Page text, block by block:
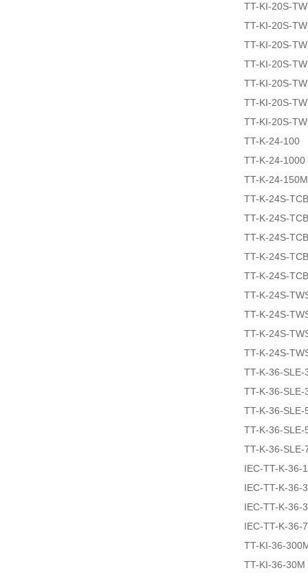
TT-KI-20S-
TT-KI-20S-
TT-KI-20S-
TT-KI-20S-
TT-KI-20S-
TT-KI-20S-
TT-KI-20S-
TT-K-24-100
TT-K-24-1000
TT-K-24-150M
TT-K-24S-
TT-K-24S-
TT-K-24S-
TT-K-24S-
TT-K-24S-
TT-K-24S-
TT-K-24S-
TT-K-24S-
TT-K-24S-
TT-K-36-SLE-
TT-K-36-SLE-
TT-K-36-SLE-
TT-K-36-SLE-
TT-K-36-SLE-
IEC-TT-K-36-
IEC-TT-K-36-
IEC-TT-K-36-
IEC-TT-K-36-
TT-KI-36-
TT-KI-36-30M